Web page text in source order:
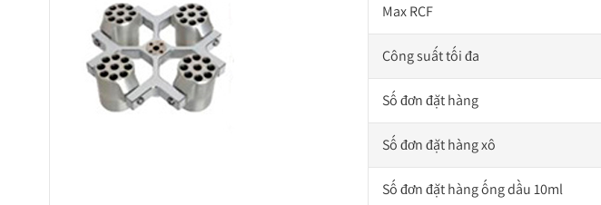
Max RCF
Công suất tối đa
Số đơn đặt hàng
Số đơn đặt hàng xô
Số đơn đặt hàng ống dầu 10ml